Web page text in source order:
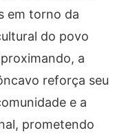
em torno da
do povo
a
reforça seu
e a
prometendo